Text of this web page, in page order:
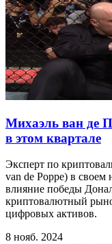
Михаэль ван де
в этом квартале
Эксперт по
van de Poppe) в своем
влияние победы
криптовалютный
цифровых активов.
8 нояб. 2024